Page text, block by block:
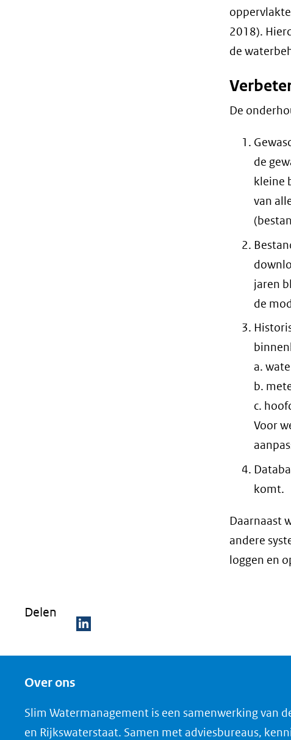
2018).
de
De
de
kleine
van
jaren
de
a.
b.
c.
Voor
komt.
Daarnaast
andere
loggen en
Delen
n
o
Over ons
Slim Watermanagement is een samenwerking van
en Rijkswaterstaat. Samen met adviesbureaus,